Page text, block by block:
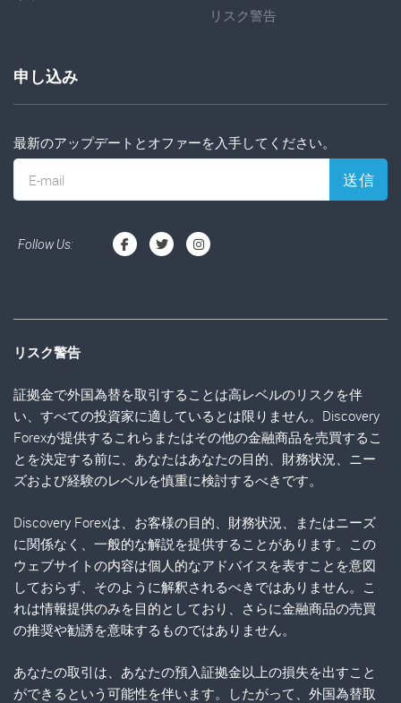
リスク警告
申し込み
最新のアップデートとオファーを入手してください。
E-mail 送信
Follow Us:
リスク警告
証拠金で外国為替を取引することは高レベルのリスクを伴
い、すべての投資家に適しているとは限りません。Discovery
Forexが提供するこれらまたはその他の金融商品を売買するこ
とを決定する前に、あなたはあなたの目的、財務状況、ニー
ズおよび経験のレベルを慎重に検討するべきです。
Discovery Forexは、お客様の目的、財務状況、またはニーズ
に関係なく、一般的な解説を提供することがあります。この
ウェブサイトの内容は個人的なアドバイスを表すことを意図
しておらず、そのように解釈されるべきではありません。こ
れは情報提供のみを目的としており、さらに金融商品の売買
の推奨や勧誘を意味するものではありません。
あなたの取引は、あなたの預入証拠金以上の損失を出すこと
ができるという可能性を伴います。したがって、外国為替取